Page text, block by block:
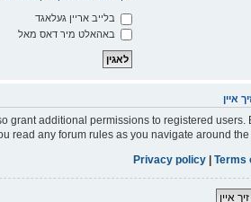
בלייב אריין געלאגד
באהאלט מיר דאס מאל
איין
grant additional permissions to registered users.
read any forum rules as you navigate around the
Terms
|
Privacy policy
איין